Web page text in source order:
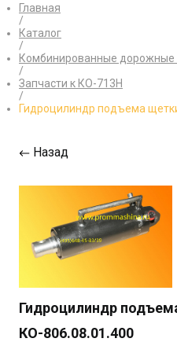
Главная
/
Каталог
/
Комбинированные
/
Запчасти к КО-713Н
/
Гидроцилиндр подъема
Назад
Гидроцилиндр
КО-806.08.01.400